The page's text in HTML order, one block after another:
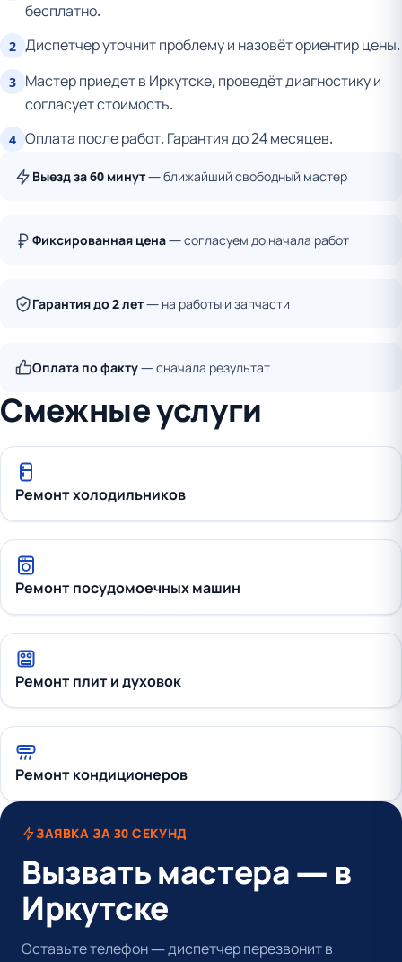
бесплатно.
2 Диспетчер уточнит проблему и назовёт ориентир цены.
3 Мастер приедет в Иркутске, проведёт диагностику и
согласует стоимость.
4 Оплата после работ. Гарантия до 24 месяцев.
Выезд за 60 минут— ближайший свободный мастер
Фиксированная цена— согласуем до начала работ
Гарантия до 2 лет— на работы и запчасти
Оплата по факту— сначала результат
Смежные услуги
Ремонт холодильников
Ремонт посудомоечных машин
Ремонт плит и духовок
Ремонт кондиционеров
ЗАЯВКА ЗА 30 СЕКУНД
Вызвать мастера — в
Иркутске
Оставьте телефон — диспетчер перезвонит в